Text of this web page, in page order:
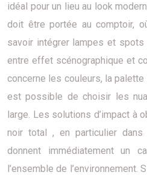
idéal pour un lieu au look
doit être portée au comptoir,
savoir intégrer lampes et
entre effet scénographique et
concerne les couleurs, la
est possible de choisir les
large. Les solutions d’impact à
noir total , en particulier
donnent immédiatement un
l’ensemble de